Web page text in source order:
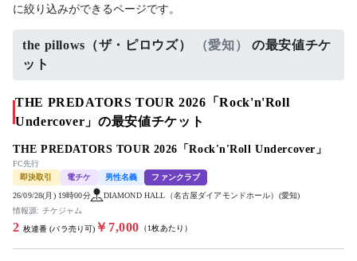
に絞り込みができるページです。
the pillows（ザ・ピロウズ） （愛知）
の最安値チケ
ット
THE PREDATORS TOUR 2026「Rock'n'Roll
Undercover」の最安値チケット
THE PREDATORS TOUR 2026「Rock'n'Roll Undercover」
FC先行
即決取引
電チケ 男性名義 ファンクラブ
26/09/28(月) 19時00分
DIAMOND HALL（名古屋ダイアモンドホール）(愛知)
情報源: チケジャム
2 枚連番 (バラ売り可) ￥7,000 （1枚あたり）